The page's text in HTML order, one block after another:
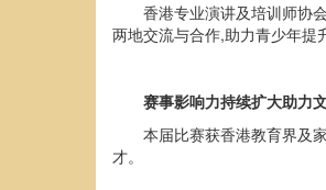
香港专业演讲及培训师协
两地交流与合作,助力青少年提
赛事影响力持续扩大助力
本届比赛获香港教育界及
才。